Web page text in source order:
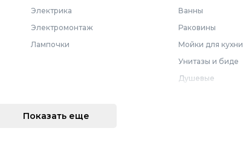
Электрика
Электромонтаж
Лампочки
Ванны
Раковины
Мойки для кухни
Унитазы и биде
Душевые
Показать еще